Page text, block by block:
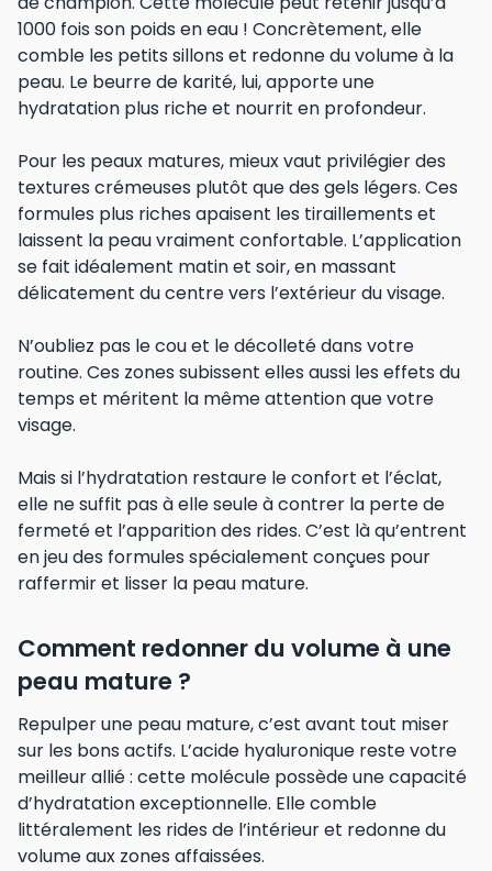
1000 fois son poids en eau ! Concrètement, elle
comble les petits sillons et redonne du volume à la
peau. Le beurre de karité, lui, apporte une
hydratation plus riche et nourrit en profondeur.
Pour les peaux matures, mieux vaut privilégier des
textures crémeuses plutôt que des gels légers. Ces
formules plus riches apaisent les tiraillements et
laissent la peau vraiment confortable. L’application
se fait idéalement matin et soir, en massant
délicatement du centre vers l’extérieur du visage.
N’oubliez pas le cou et le décolleté dans votre
routine. Ces zones subissent elles aussi les effets du
temps et méritent la même attention que votre
visage.
Mais si l’hydratation restaure le confort et l’éclat,
elle ne suffit pas à elle seule à contrer la perte de
fermeté et l’apparition des rides. C’est là qu’entrent
en jeu des formules spécialement conçues pour
raffermir et lisser la peau mature.
Comment redonner du volume à une
peau mature ?
Repulper une peau mature, c’est avant tout miser
sur les bons actifs. L’acide hyaluronique reste votre
meilleur allié : cette molécule possède une capacité
d’hydratation exceptionnelle. Elle comble
littéralement les rides de l’intérieur et redonne du
volume aux zones affaissées.